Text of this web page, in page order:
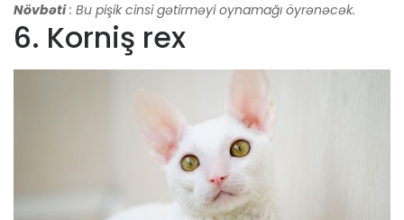
Növbəti: Bu pişik cinsi gətirməyi oynamağı öyrənəcək.
6. Korniş rex